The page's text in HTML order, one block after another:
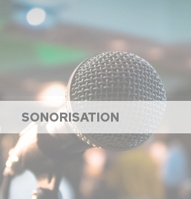
SONORISATION